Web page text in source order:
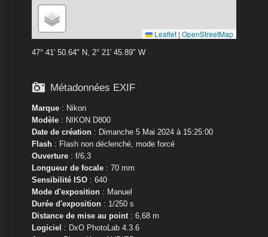
Leaflet | OpenStreetMap
47° 41' 50.64" N, 2° 21' 45.89" W
 Métadonnées EXIF
Marque: Nikon
Modèle: NIKON D800
Date de création: Dimanche 5 Mai 2024 à 15:25:00
Flash: Flash non déclenché, mode forcé
Ouverture: f/6,3
Longueur de focale: 70 mm
Sensibilité ISO: 640
Mode d'exposition: Manuel
Durée d'exposition: 1/250 s
Distance de mise au point: 6,68 m
Logiciel : DxO PhotoLab 4.3.6